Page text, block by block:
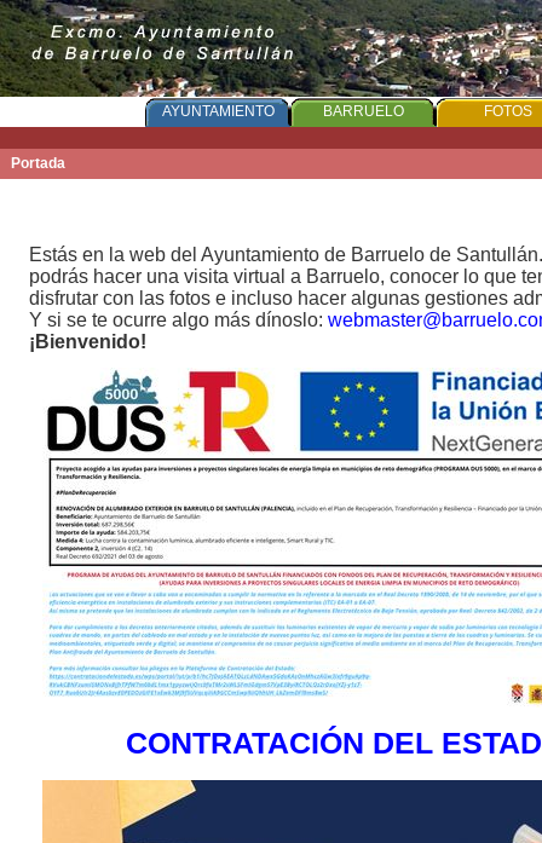
AYUNTAMIENTO BARRUELO FOTOS
Portada
Estás en la web del Ayuntamiento de Barruelo de
podrás hacer una visita virtual a Barruelo, conocer lo que
disfrutar con las fotos e incluso hacer algunas gestiones
Y si se te ocurre algo más dínoslo:
¡Bienvenido!
CONTRATACIÓN DEL